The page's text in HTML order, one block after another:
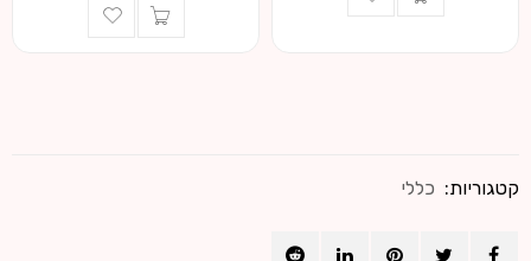
קטגוריות: כללי